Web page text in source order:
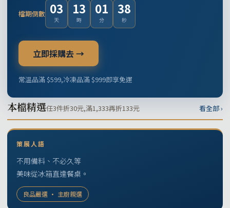
檔期倒數 03
天
13
時
01
分
37
秒
立即採購去 →
常溫品滿 $599,冷凍品滿 $999即享免運
本檔精選任3件折30元,滿1,333再折133元 看全部 ›
策展人語
不用備料、不必久等
美味從冰箱直達餐桌。
良品嚴選 · 主廚親選